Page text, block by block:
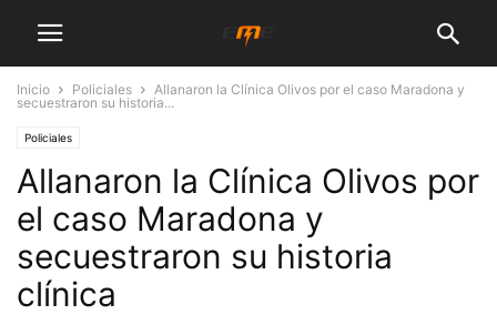
Inicio Policiales
Allanaron la Clínica Olivos por el caso Maradona y
secuestraron su historia...
Policiales
Allanaron la Clínica Olivos por
el caso Maradona y
secuestraron su historia
clínica